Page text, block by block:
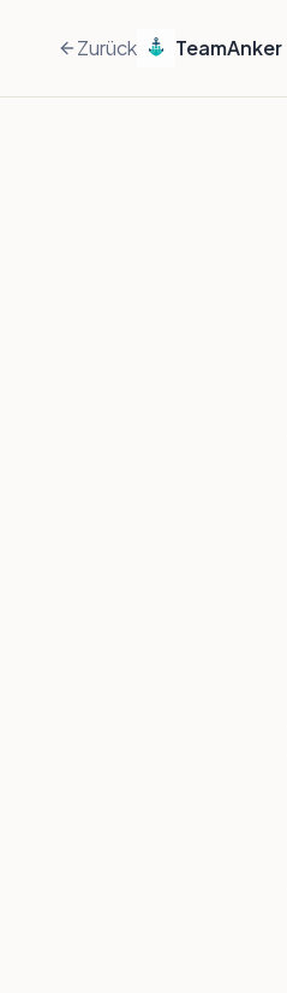
Zurück TeamAnker